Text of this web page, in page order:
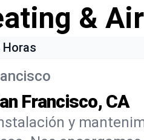
& Air
Horas
Francisco, CA
y